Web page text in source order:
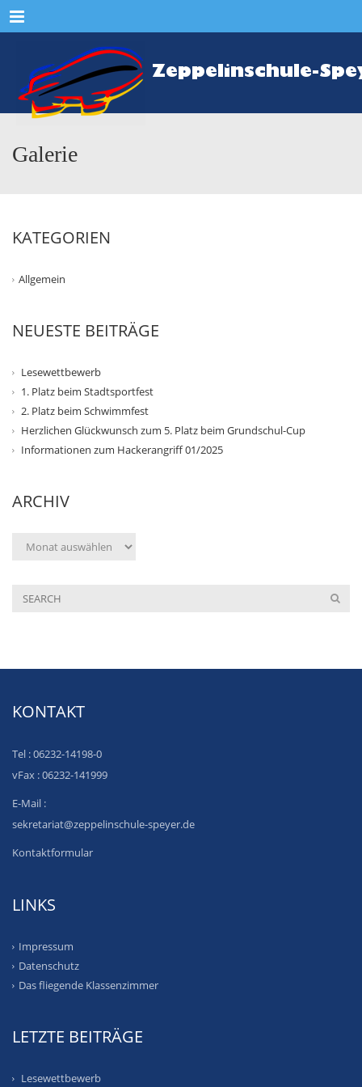
Menu
Galerie
KATEGORIEN
Allgemein
NEUESTE BEITRÄGE
Lesewettbewerb
1. Platz beim Stadtsportfest
2. Platz beim Schwimmfest
Herzlichen Glückwunsch zum 5. Platz beim Grundschul-Cup
Informationen zum Hackerangriff 01/2025
ARCHIV
Archiv
KONTAKT
Tel : 06232-14198-0
vFax : 06232-141999
E-Mail :
sekretariat@zeppelinschule-speyer.de
Kontaktformular
LINKS
Impressum
Datenschutz
Das fliegende Klassenzimmer
LETZTE BEITRÄGE
Lesewettbewerb